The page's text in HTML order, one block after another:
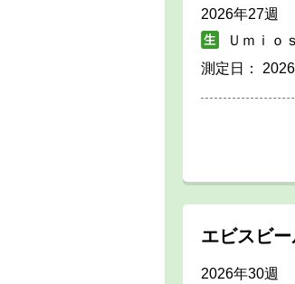
2026年27週
Ｕｍｉｏ
測定日：
エビスビ
2026年30週